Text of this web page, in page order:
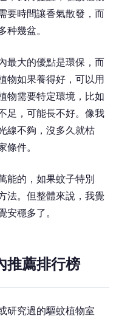
要時間讓香氣散發，而
种幾盆。
最大的優點是環保，而
物如果養得好，可以用
物需要特定環境，比如
足，可能長不好。像我
線不夠，沒多久就枯
條件。
能的，如果蚊子特別
法。但整體來說，我覺
安穩多了。
推薦排行榜
研究過的驅蚊植物室